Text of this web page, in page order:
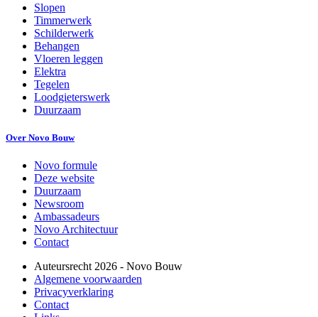
Slopen
Timmerwerk
Schilderwerk
Behangen
Vloeren leggen
Elektra
Tegelen
Loodgieterswerk
Duurzaam
Over Novo Bouw
Novo formule
Deze website
Duurzaam
Newsroom
Ambassadeurs
Novo Architectuur
Contact
Auteursrecht 2026 - Novo Bouw
Algemene voorwaarden
Privacyverklaring
Contact